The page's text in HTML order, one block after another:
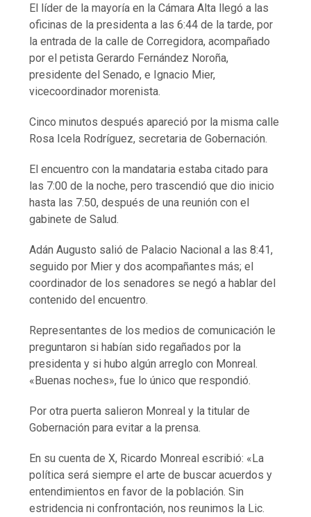
El líder de la mayoría en la Cámara Alta llegó a las
oficinas de la presidenta a las 6:44 de la tarde, por
la entrada de la calle de Corregidora, acompañado
por el petista Gerardo Fernández Noroña,
presidente del Senado, e Ignacio Mier,
vicecoordinador morenista.
Cinco minutos después apareció por la misma calle
Rosa Icela Rodríguez, secretaria de Gobernación.
El encuentro con la mandataria estaba citado para
las 7:00 de la noche, pero trascendió que dio inicio
hasta las 7:50, después de una reunión con el
gabinete de Salud.
Adán Augusto salió de Palacio Nacional a las 8:41,
seguido por Mier y dos acompañantes más; el
coordinador de los senadores se negó a hablar del
contenido del encuentro.
Representantes de los medios de comunicación le
preguntaron si habían sido regañados por la
presidenta y si hubo algún arreglo con Monreal.
«Buenas noches», fue lo único que respondió.
Por otra puerta salieron Monreal y la titular de
Gobernación para evitar a la prensa.
En su cuenta de X, Ricardo Monreal escribió: «La
política será siempre el arte de buscar acuerdos y
entendimientos en favor de la población. Sin
estridencia ni confrontación, nos reunimos la Lic.